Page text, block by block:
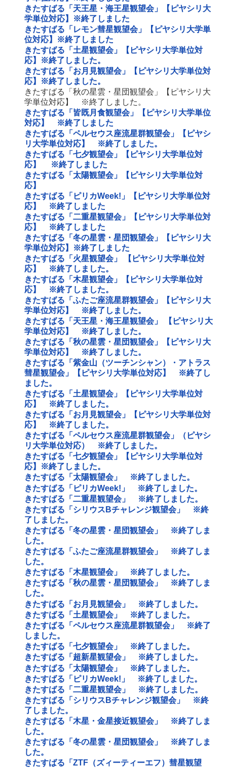
きたすばる「天王星・海王星観望会」【ピヤシリ大
学単位対応】※終了しました
きたすばる「レモン彗星観望会」【ピヤシリ大学単
位対応】※終了しました
きたすばる「土星観望会」【ピヤシリ大学単位対
応】※終了しました。
きたすばる「お月見観望会」【ピヤシリ大学単位対
応】※終了しました。
きたすばる「秋の星雲・星団観望会」【ピヤシリ大
学単位対応】 ※終了しました。
きたすばる「皆既月食観望会」【ピヤシリ大学単位
対応】 ※終了しました
きたすばる「ペルセウス座流星群観望会」【ピヤシ
リ大学単位対応】 ※終了しました。
きたすばる「七夕観望会」【ピヤシリ大学単位対
応】 ※終了しました
きたすばる「太陽観望会」【ピヤシリ大学単位対
応】
きたすばる「ピリカWeek!」【ピヤシリ大学単位対
応】 ※終了しました
きたすばる「二重星観望会」【ピヤシリ大学単位対
応】 ※終了しました
きたすばる「冬の星雲・星団観望会」【ピヤシリ大
学単位対応】※終了しました
きたすばる「火星観望会」 【ピヤシリ大学単位対
応】 ※終了しました。
きたすばる「木星観望会」【ピヤシリ大学単位対
応】 ※終了しました。
きたすばる「ふたご座流星群観望会」【ピヤシリ大
学単位対応】 ※終了しました。
きたすばる「天王星・海王星観望会」 【ピヤシリ大
学単位対応】 ※終了しました。
きたすばる「秋の星雲・星団観望会」【ピヤシリ大
学単位対応】 ※終了しました。
きたすばる「紫金山（ツーチンシャン）・アトラス
彗星観望会」【ピヤシリ大学単位対応】 ※終了し
ました。
きたすばる「土星観望会」【ピヤシリ大学単位対
応】 ※終了しました。
きたすばる「お月見観望会」【ピヤシリ大学単位対
応】 ※終了しました。
きたすばる「ペルセウス座流星群観望会」（ピヤシ
リ大学単位対応） ※終了しました。
きたすばる「七夕観望会」【ピヤシリ大学単位対
応】※終了しました。
きたすばる「太陽観望会」 ※終了しました。
きたすばる「ピリカWeek!」 ※終了しました。
きたすばる「二重星観望会」 ※終了しました。
きたすばる「シリウスBチャレンジ観望会」 ※終
了しました。
きたすばる「冬の星雲・星団観望会」 ※終了しま
した。
きたすばる「ふたご座流星群観望会」 ※終了しま
した。
きたすばる「木星観望会」 ※終了しました。
きたすばる「秋の星雲・星団観望会」 ※終了しま
した。
きたすばる「お月見観望会」 ※終了しました。
きたすばる「土星観望会」 ※終了しました。
きたすばる「ペルセウス座流星群観望会」 ※終了
しました。
きたすばる「七夕観望会」 ※終了しました。
きたすばる「超新星観望会」 ※終了しました。
きたすばる「太陽観望会」 ※終了しました。
きたすばる「ピリカWeek!」 ※終了しました。
きたすばる「二重星観望会」 ※終了しました。
きたすばる「シリウスBチャレンジ観望会」 ※終
了しました。
きたすばる「木星・金星接近観望会」 ※終了しま
した。
きたすばる「冬の星雲・星団観望会」 ※終了しま
した。
きたすばる「ZTF（ズィーティーエフ）彗星観望